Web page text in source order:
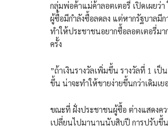
กลุ่มพ่อค้าแม่ค้าลอตเตอรี่ เปิดเผยว่
ผู้ซื้อมีกำลังซื้อลดลง แต่หากรัฐบาลมี
ทำให้ประชาชนอยากซื้อลอตเตอรี่ม
ครั้ง
​”ถ้าเงินรางวัลเพิ่มขึ้น รางวัลที่ 1 เ
ขึ้น น่าจะทำให้ขายง่ายขึ้นกว่าเดิมเ
ขณะที่ ฝั่งประชาชนผู้ซื้อ ต่างแสดงคว
เปลี่ยนไปมานานนับสิบปี การปรับขึ้น